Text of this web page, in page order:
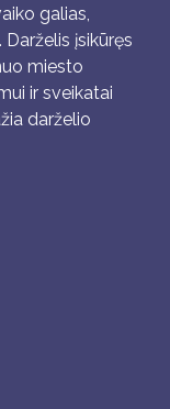
galias,
įsikūręs
miesto
ir sveikatai
darželio